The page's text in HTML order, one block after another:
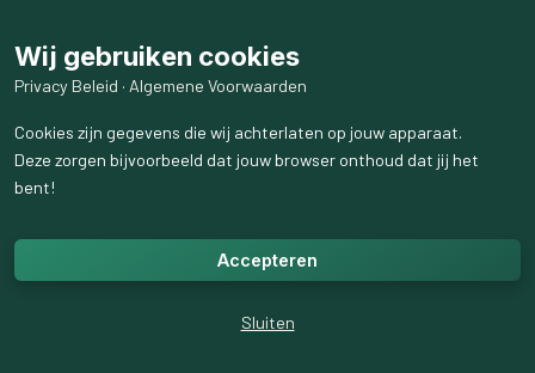
Wij gebruiken cookies
Privacy Beleid · Algemene Voorwaarden
Cookies zijn gegevens die wij achterlaten op jouw apparaat.
Deze zorgen bijvoorbeeld dat jouw browser onthoud dat jij het
bent!
Accepteren
Sluiten